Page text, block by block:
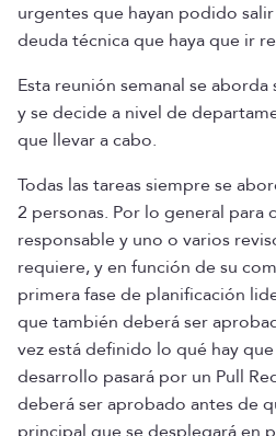
urgentes que hayan podido
deuda técnica que haya que ir
Esta reunión semanal se
y se decide a nivel de
que llevar a cabo.
Todas las tareas siempre se
2 personas. Por lo general para
responsable y uno o varios
requiere, y en función de su
primera fase de planificación
que también deberá ser
vez está definido lo qué hay
desarrollo pasará por un Pull
deberá ser aprobado antes de